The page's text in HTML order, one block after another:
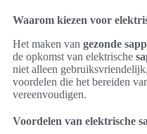
Waarom kiezen voor
Het maken van gezonde
de opkomst van elektrische
niet alleen
voordelen die het bereiden
vereenvoudigen.
Voordelen van elektrische